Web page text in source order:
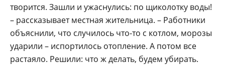
творится. Зашли и ужаснулись: по щиколотку воды!
– рассказывает местная жительница. – Работники
объяснили, что случилось что-то с котлом, морозы
ударили – испортилось отопление. А потом все
растаяло. Решили: что ж делать, будем убирать.